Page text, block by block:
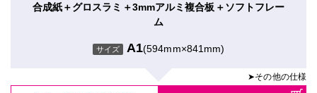
合成紙＋グロスラミ＋3mmアルミ複合板＋ソフトフレー
ム
サイズ A1(594mm×841mm)
➤その他の仕様